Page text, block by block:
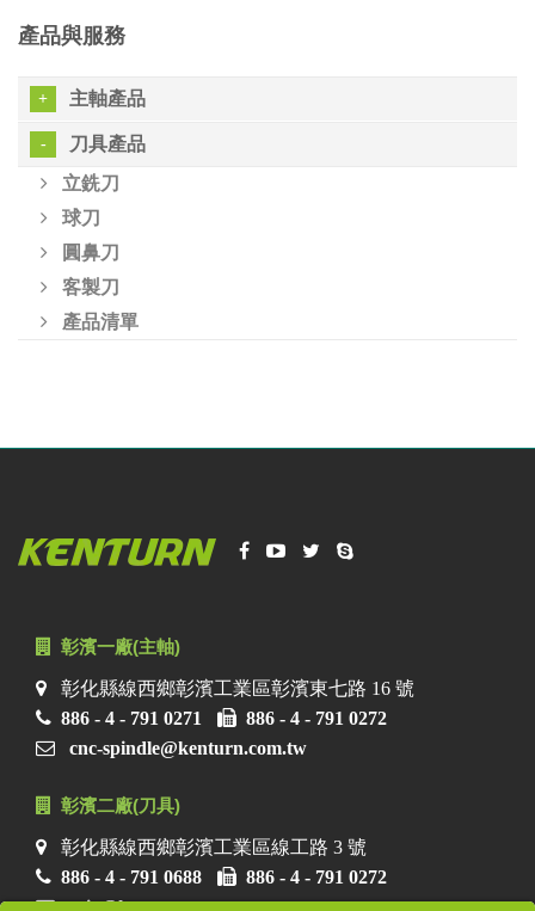
產品與服務
主軸產品
刀具產品
立銑刀
球刀
圓鼻刀
客製刀
產品清單
彰濱一廠(主軸)
彰化縣線西鄉彰濱工業區彰濱東七路 16 號
886 - 4 - 791 0271
886 - 4 - 791 0272
cnc-spindle@kenturn.com.tw
彰濱二廠(刀具)
彰化縣線西鄉彰濱工業區線工路 3 號
886 - 4 - 791 0688
886 - 4 - 791 0272
ecio@kenturn.com.tw